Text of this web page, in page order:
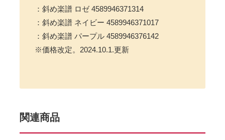
：斜め楽譜 ロゼ 4589946371314
：斜め楽譜 ネイビー 4589946371017
：斜め楽譜 パープル 4589946376142
※価格改定。2024.10.1.更新
関連商品